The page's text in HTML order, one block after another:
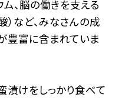
、脳の働きを支える
）など、みなさんの成
豊富に含まれていま
漬けをしっかり食べて